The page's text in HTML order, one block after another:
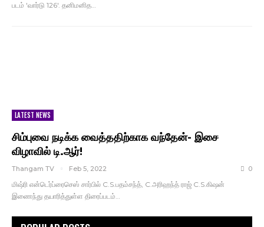
படம் 'வார்டு 126'. தனிமனித…
LATEST NEWS
சிம்புவை நடிக்க வைத்ததிற்காக வந்தேன்- இசை
விழாவில் டி.ஆர்!
Thangam TV Feb 5, 2022 0
மிஷ்ரி என்டெர்ப்ரைசெஸ் சார்பில் C.S.பதம்சந்த், C.அரிஹந்த் ராஜ் C.S.கிஷன்
இணைந்து தயாரித்துள்ள திரைப்படம்…